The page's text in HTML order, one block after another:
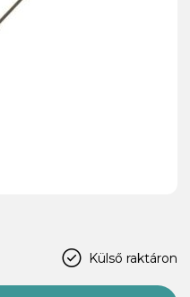
Külső raktáron